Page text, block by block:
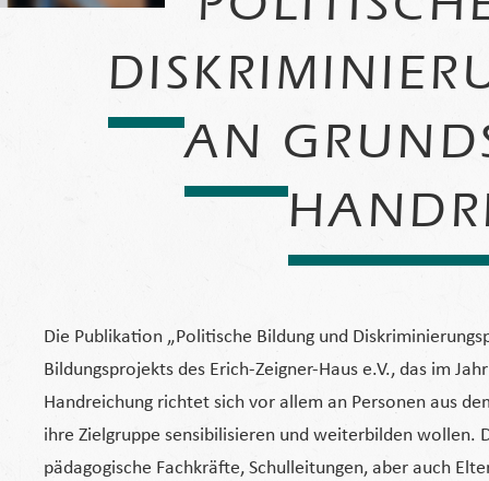
AN
Die Publikation „Politische Bildung und
Bildungsprojekts des Erich-Zeigner-Haus e.V., das im
Handreichung richtet sich vor allem an Personen aus
ihre Zielgruppe sensibilisieren und weiterbilden wollen.
pädagogische Fachkräfte, Schulleitungen, aber auch